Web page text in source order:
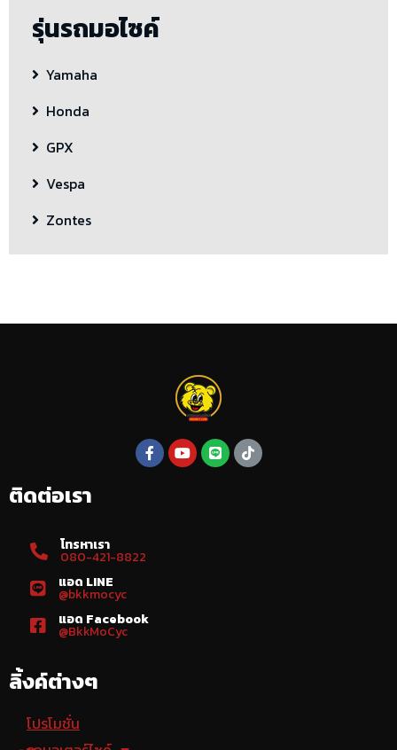
รุ่นรถมอไซค์
Yamaha
Honda
GPX
Vespa
Zontes
ติดต่อเรา
โทรหาเรา
080-421-8822
แอด LINE
@bkkmocyc
แอด Facebook
@BkkMoCyc
ลิ้งค์ต่างๆ
โปรโมชั่น